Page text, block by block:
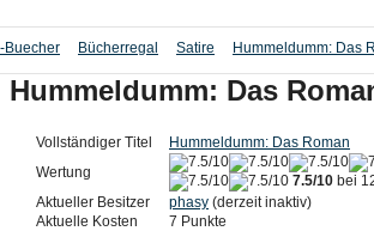
Buecher Bücherregal Satire Hummeldumm: Das
Hummeldumm: Das
Vollständiger Titel
Hummeldumm: Das Roman
Wertung
7.5/10 bei
Aktueller Besitzer
phasy (derzeit inaktiv)
Aktuelle Kosten
7 Punkte